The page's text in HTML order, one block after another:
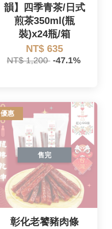
韻】四季青茶/日式
煎茶350ml(瓶
裝)x24瓶/箱
NT$ 635
NT$ 1,200 -47.1%
優惠
售完
彰化老饕豬肉條